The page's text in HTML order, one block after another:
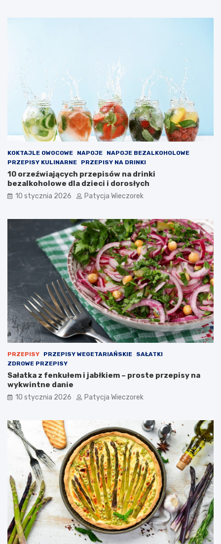
KOKTAJLE OWOCOWE NAPOJE
NAPOJE BEZALKOHOLOWE
PRZEPISY KULINARNE
PRZEPISY NA DRINKI
10 orzeźwiających przepisów na drinki
bezalkoholowe dla dzieci i dorosłych
10 stycznia 2026 Patycja Wieczorek
PRZEPISY PRZEPISY WEGETARIAŃSKIE
SAŁATKI
ZDROWE PRZEPISY
Sałatka z fenkułem i jabłkiem – proste przepisy na
wykwintne danie
10 stycznia 2026 Patycja Wieczorek